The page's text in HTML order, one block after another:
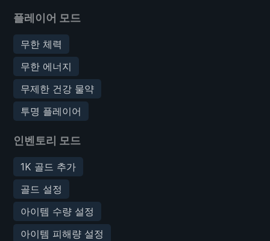
플레이어 모드
무한 체력
무한 에너지
무제한 건강 물약
투명 플레이어
인벤토리 모드
1K 골드 추가
골드 설정
아이템 수량 설정
아이템 피해량 설정